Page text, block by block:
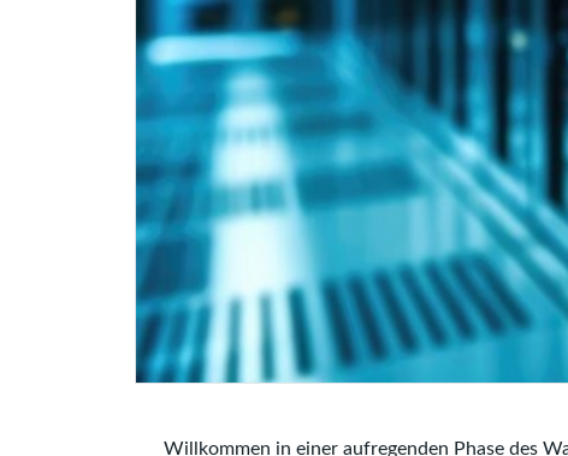
Willkommen in einer aufregenden Phase des